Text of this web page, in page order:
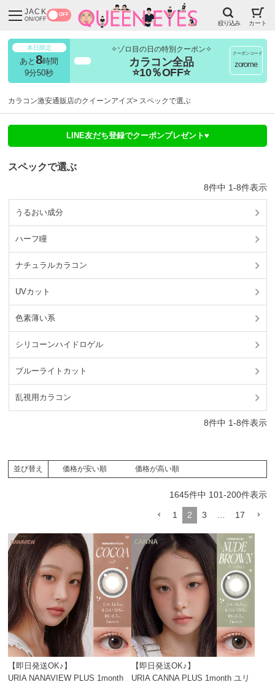
JACK
ON/OFF
OFF
絞り込み カート
本日限定
あと8時間
9分47秒
✧ゾロ目の日の特別クーポン✧
カラコン全品
⭐10％OFF⭐
クーポンコード
zorome
カラコン激安通販店のクイーンアイズ スペックで選ぶ
LINE友だち登録でクーポンプレゼント♥
スペックで選ぶ
8件中 1-8件表示
うるおい成分
ハーフ瞳
ナチュラルカラコン
UVカット
色素薄い系
シリコーンハイドロゲル
ブルーライトカット
乱視用カラコン
8件中 1-8件表示
並び替え 価格が安い順 価格が高い順
1645件中 101-200件表示
1 2 3 17
【即日発送OK♪】
URIA NANAVIEW PLUS 1month
【即日発送OK♪】
URIA CANNA PLUS 1month ユリ